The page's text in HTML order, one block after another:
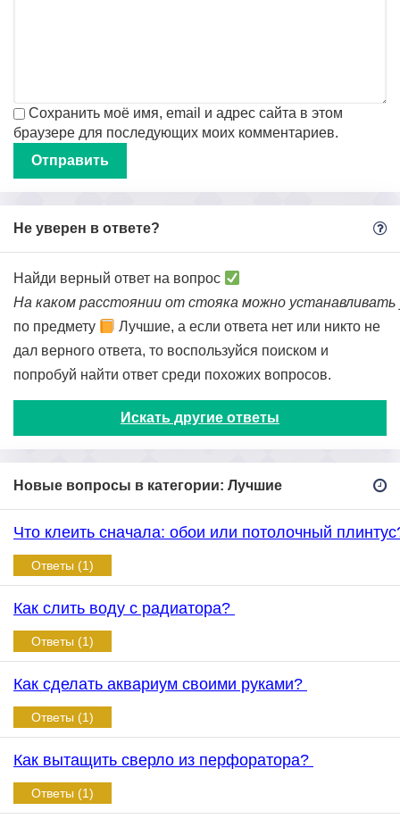
Сохранить моё имя, email и адрес сайта в этом
браузере для последующих моих комментариев.
Не уверен в ответе?
Найди верный ответ на вопрос
На каком расстоянии от стояка можно
по предмету
Лучшие, а если ответа нет или никто не
дал верного ответа, то воспользуйся поиском и
попробуй найти ответ среди похожих вопросов.
Искать другие ответы
Новые вопросы в категории: Лучшие
Что клеить сначала: обои или потолочный
Ответы (1)
Как слить воду с радиатора?
Ответы (1)
Как сделать аквариум своими руками?
Ответы (1)
Как вытащить сверло из перфоратора?
Ответы (1)